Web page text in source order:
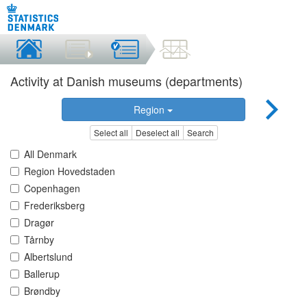
Activity at Danish museums (departments)
Region
Select all Deselect all Search
All Denmark
Region Hovedstaden
Copenhagen
Frederiksberg
Dragør
Tårnby
Albertslund
Ballerup
Brøndby